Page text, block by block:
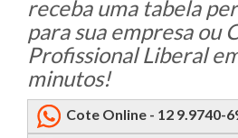
receba uma tabela
para sua empresa ou
Profissional Liberal
minutos!
Cote Online - 12 9.9740-